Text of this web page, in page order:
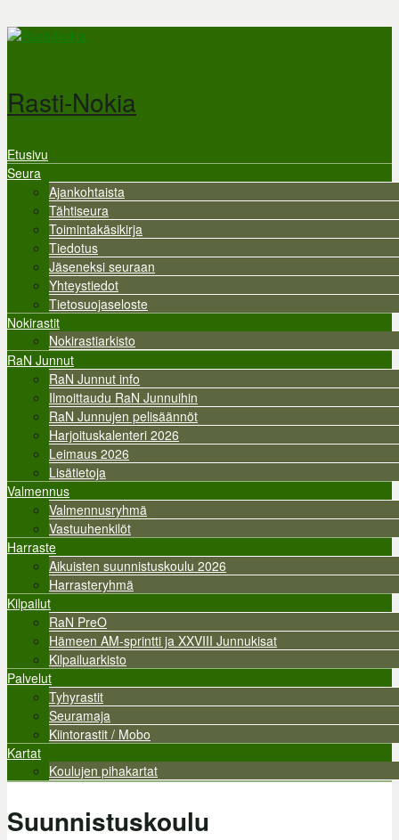
Hyppää pääsisältöön
Rasti-Nokia
Valikko
Etusivu
Seura
Ajankohtaista
Tähtiseura
Toimintakäsikirja
Tiedotus
Jäseneksi seuraan
Yhteystiedot
Tietosuojaseloste
Nokirastit
Nokirastiarkisto
RaN Junnut
RaN Junnut info
Ilmoittaudu RaN Junnuihin
RaN Junnujen pelisäännöt
Harjoituskalenteri 2026
Leimaus 2026
Lisätietoja
Valmennus
Valmennusryhmä
Vastuuhenkilöt
Harraste
Aikuisten suunnistuskoulu 2026
Harrasteryhmä
Kilpailut
RaN PreO
Hämeen AM-sprintti ja XXVIII Junnukisat
Kilpailuarkisto
Palvelut
Tyhyrastit
Seuramaja
Kiintorastit / Mobo
Kartat
Koulujen pihakartat
Suunnistuskoulu